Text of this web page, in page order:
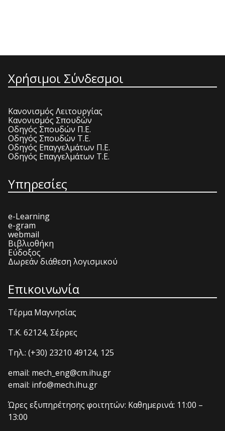
Χρήσιμοι Σύνδεσμοι
Κανονισμός Λειτουργίας
Κανονισμός Σπουδών
Οδηγός Σπουδών Π.Ε.
Οδηγός Σπουδών Τ.Ε.
Οδηγός Επαγγελμάτων Π.Ε.
Οδηγός Επαγγελμάτων Τ.Ε.
Υπηρεσίες
e-Learning
e-gram
webmail
Βιβλιοθήκη
Εύδοξος
Δωρεάν διάθεση λογισμικού
Επικοινωνία
Τέρμα Μαγνησίας
T.K. 62124, Σέρρες
Τηλ.: (+30) 23210 49124, 125
email: mech_eng@cm.ihu.gr
email: info@mech.ihu.gr
Ώρες εξυπηρέτησης φοιτητών: Καθημερινά: 11:00 –
13:00